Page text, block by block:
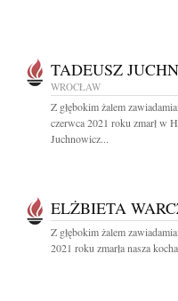
TADEUSZ
WROCŁAW
Z głębokim żalem
czerwca 2021 roku zmarł w
Juchnowicz...
ELŻBIETA
Z głębokim żalem
2021 roku zmarła nasza